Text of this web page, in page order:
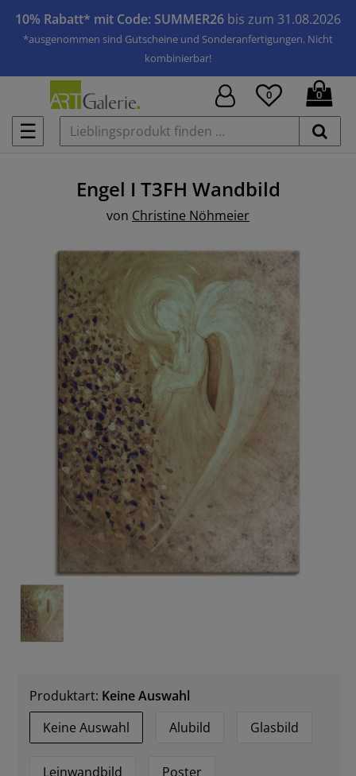
10% Rabatt* mit Code: SUMMER26 bis zum 31.08.2026
*ausgenommen sind Gutscheine und Sonderanfertigungen. Nicht
kombinierbar!
☰
0 0
Engel I T3FH Wandbild
von Christine Nöhmeier
Produktart: Keine Auswahl
Keine Auswahl
Alubild Glasbild
Leinwandbild Poster